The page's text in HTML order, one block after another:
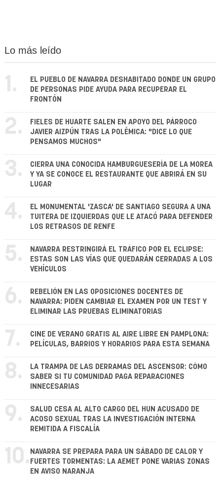
Lo más leído
1.
EL PUEBLO DE NAVARRA DESHABITADO DONDE UN GRUPO
DE PERSONAS PIDE AYUDA PARA RECUPERAR EL
FRONTÓN
2.
FIELES DE HUARTE SALEN EN APOYO DEL PÁRROCO
JAVIER AIZPÚN TRAS LA POLÉMICA: "DICE LO QUE
PENSAMOS MUCHOS"
3.
CIERRA UNA CONOCIDA HAMBURGUESERÍA DE LA MOREA
Y YA SE CONOCE EL RESTAURANTE QUE ABRIRÁ EN SU
LUGAR
4.
EL MONUMENTAL 'ZASCA' DE SANTIAGO SEGURA A UNA
TUITERA DE IZQUIERDAS QUE LE ATACÓ PARA DEFENDER
LOS RETRASOS DE RENFE
5.
NAVARRA RESTRINGIRÁ EL TRÁFICO POR EL ECLIPSE:
ESTAS SON LAS VÍAS QUE QUEDARÁN CERRADAS A LOS
VEHÍCULOS
6.
REBELIÓN EN LAS OPOSICIONES DOCENTES DE
NAVARRA: PIDEN CAMBIAR EL EXAMEN POR UN TEST Y
ELIMINAR LAS PRUEBAS ELIMINATORIAS
7.
CINE DE VERANO GRATIS AL AIRE LIBRE EN PAMPLONA:
PELÍCULAS, BARRIOS Y HORARIOS PARA ESTA SEMANA
8.
LA TRAMPA DE LAS DERRAMAS DEL ASCENSOR: CÓMO
SABER SI TU COMUNIDAD PAGA REPARACIONES
INNECESARIAS
9.
SALUD CESA AL ALTO CARGO DEL HUN ACUSADO DE
ACOSO SEXUAL TRAS LA INVESTIGACIÓN INTERNA
REMITIDA A FISCALÍA
10. NAVARRA SE PREPARA PARA UN SÁBADO DE CALOR Y
FUERTES TORMENTAS: LA AEMET PONE VARIAS ZONAS
EN AVISO NARANJA